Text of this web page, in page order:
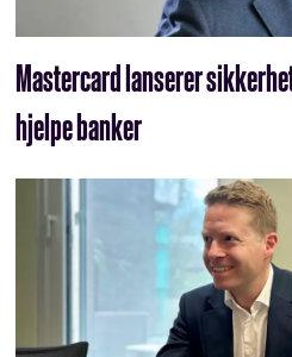
Mastercard lanserer
hjelpe banker